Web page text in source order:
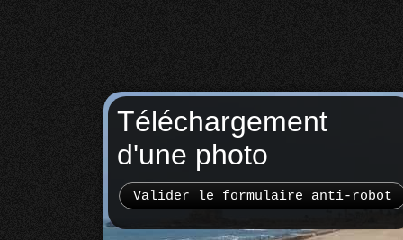
Téléchargement
d'une photo